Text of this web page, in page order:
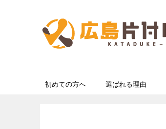
初めての方へ 選ばれる理由